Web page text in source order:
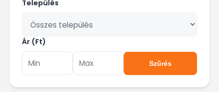
Település
Ár (Ft)
Szűrés